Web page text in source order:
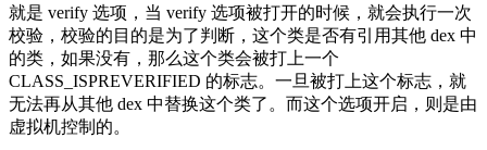
就是 verify 选项，当 verify 选项被打开的时候，就会执行一次
校验，校验的目的是为了判断，这个类是否有引用其他 dex 中
的类，如果没有，那么这个类会被打上一个
CLASS_ISPREVERIFIED 的标志。一旦被打上这个标志，就
无法再从其他 dex 中替换这个类了。而这个选项开启，则是由
虚拟机控制的。